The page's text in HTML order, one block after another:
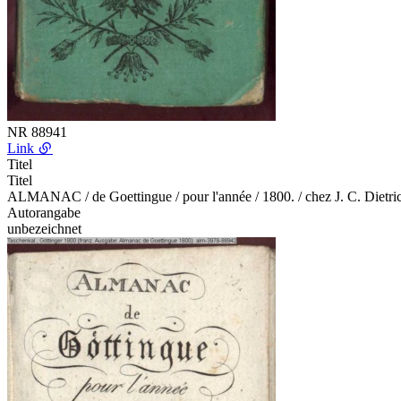
NR 88941
Link
Titel
Titel
ALMANAC / de Goettingue / pour l'année / 1800. / chez J. C.
Autorangabe
unbezeichnet